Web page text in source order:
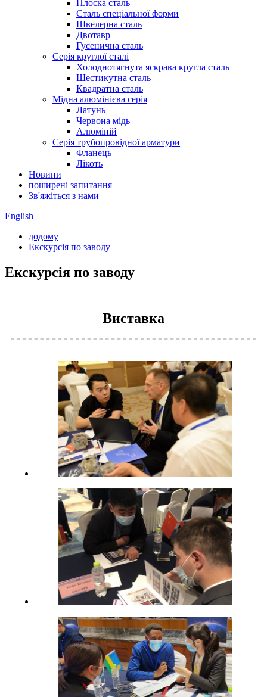
Плоска сталь
Сталь спеціальної форми
Швелерна сталь
Двотавр
Гусенична сталь
Серія круглої сталі
Холоднотягнута яскрава кругла сталь
Шестикутна сталь
Квадратна сталь
Мідна алюмінієва серія
Латунь
Червона мідь
Алюміній
Серія трубопровідної арматури
Фланець
Лікоть
Новини
поширені запитання
Зв'яжіться з нами
English
додому
Екскурсія по заводу
Екскурсія по заводу
Виставка